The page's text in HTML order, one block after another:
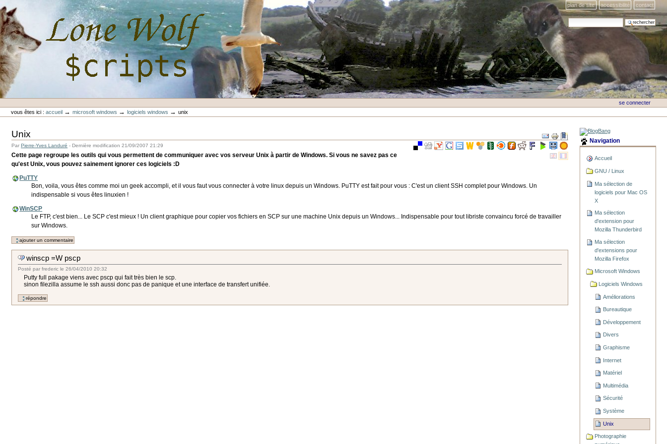
au
contenu.
Aller
à
la
navigation
plan de site accessibilité contact
chercher par
recherche avancée…
Outils
personnels
se connecter
vous êtes ici : accueil →microsoft windows →logiciels windows →unix
sur
le
Unix
ParPierre-Yves Landuré - Dernière modification 21/09/2007 21:29
Cette page regroupe les outils qui vous permettent de communiquer avec vos serveur Unix à partir de Windows. Si vous ne savez pas ce
qu'est Unix, vous pouvez sainement ignorer ces logiciels :D
PuTTY
Bon, voila, vous êtes comme moi un geek accompli, et il vous faut vous connecter à votre linux depuis un Windows. PuTTY est fait pour vous : C'est un client SSH complet pour Windows. Un
indispensable si vous êtes linuxien !
WinSCP
Le FTP, c'est bien... Le SCP c'est mieux ! Un client graphique pour copier vos fichiers en SCP sur une machine Unix depuis un Windows... Indispensable pour tout libriste convaincu forcé de travailler
sur Windows.
winscp =W pscp
Posté par frederic le 26/04/2010 20:32
Putty full pakage viens avec pscp qui fait très bien le scp.
sinon filezilla assume le ssh aussi donc pas de panique et une interface de transfert unifiée.
Navigation
Accueil
GNU / Linux
Ma sélection de
logiciels pour Mac OS
X
Ma sélection
d'extension pour
Mozilla Thunderbird
Ma sélection
d'extensions pour
Mozilla Firefox
Microsoft Windows
Logiciels Windows
Améliorations
Bureautique
Développement
Divers
Graphisme
Internet
Matériel
Multimédia
Sécurité
Système
Unix
Photographie